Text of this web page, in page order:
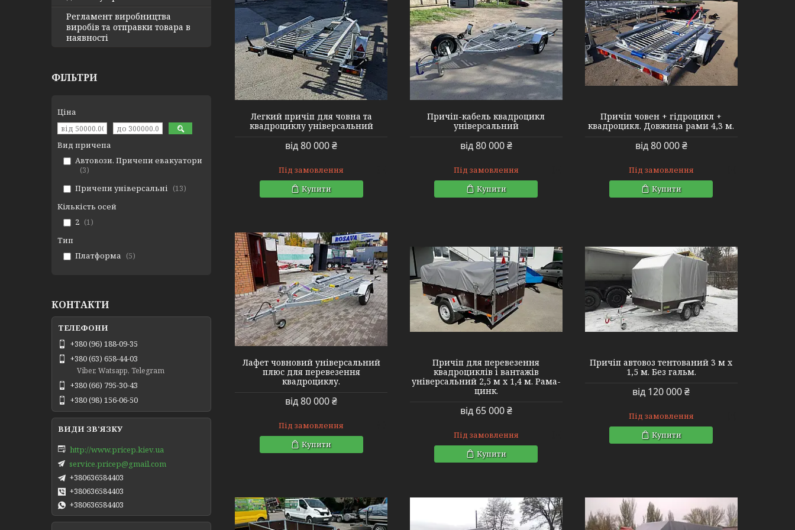
Легкий причіп для човна та
квадроциклу універсальний
від 80 000 ₴
Під замовлення
Купити
Причіп-кабель квадроцикл
універсальний
від 80 000 ₴
Під замовлення
Купити
Причіп човен + гідроцикл +
квадроцикл. Довжина рами 4,3 м.
від 80 000 ₴
Під замовлення
Купити
Лафет човновий універсальний
плюс для перевезення
квадроциклу.
від 80 000 ₴
Під замовлення
Купити
Причіп для перевезення
квадроциклів і вантажів
універсальний 2,5 м х 1,4 м. Рама-
цинк.
від 65 000 ₴
Під замовлення
Купити
Причіп автовоз тентований 3 м х
1,5 м. Без гальм.
від 120 000 ₴
Під замовлення
Купити
Регламент виробництва
виробів та отправки товара в
наявності
ФІЛЬТРИ
Ціна
Вид причепа
Автовози. Причепи евакуатори
3
Причепи універсальні
13
Кількість осей
2
1
Тип
Платформа
5
КОНТАКТИ
+380 (96) 188-09-35
+380 (63) 658-44-03
Viber, Watsapp, Telegram
+380 (66) 795-30-43
+380 (98) 156-06-50
http://www.pricep.kiev.ua
service.pricep@gmail.com
+380636584403
+380636584403
+380636584403